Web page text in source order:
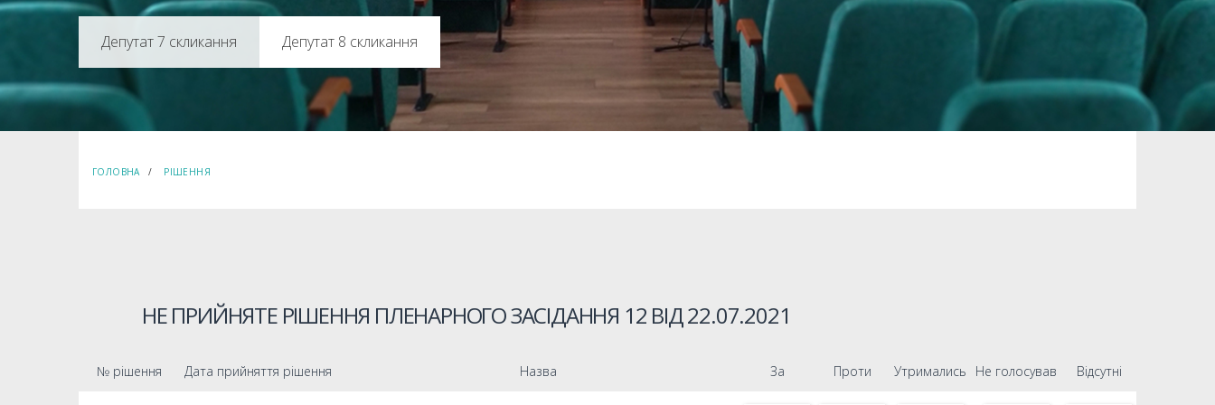
Депутат 8 скликання
ГОЛОВНА РІШЕННЯ
НЕ ПРИЙНЯТЕ РІШЕННЯ ПЛЕНАРНОГО ЗАСІДАННЯ 12 ВІД22.07.2021
№ рішення Дата прийняття рішення Назва За Проти Утримались Не голосував Відсутні